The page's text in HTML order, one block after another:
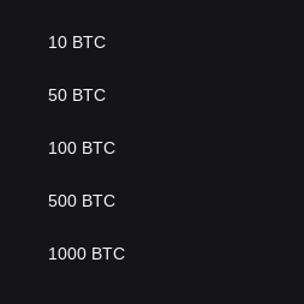
10 BTC
50 BTC
100 BTC
500 BTC
1000 BTC